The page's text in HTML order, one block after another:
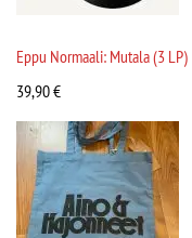
Eppu Normaali: Mutala (3 LP)
39,90€